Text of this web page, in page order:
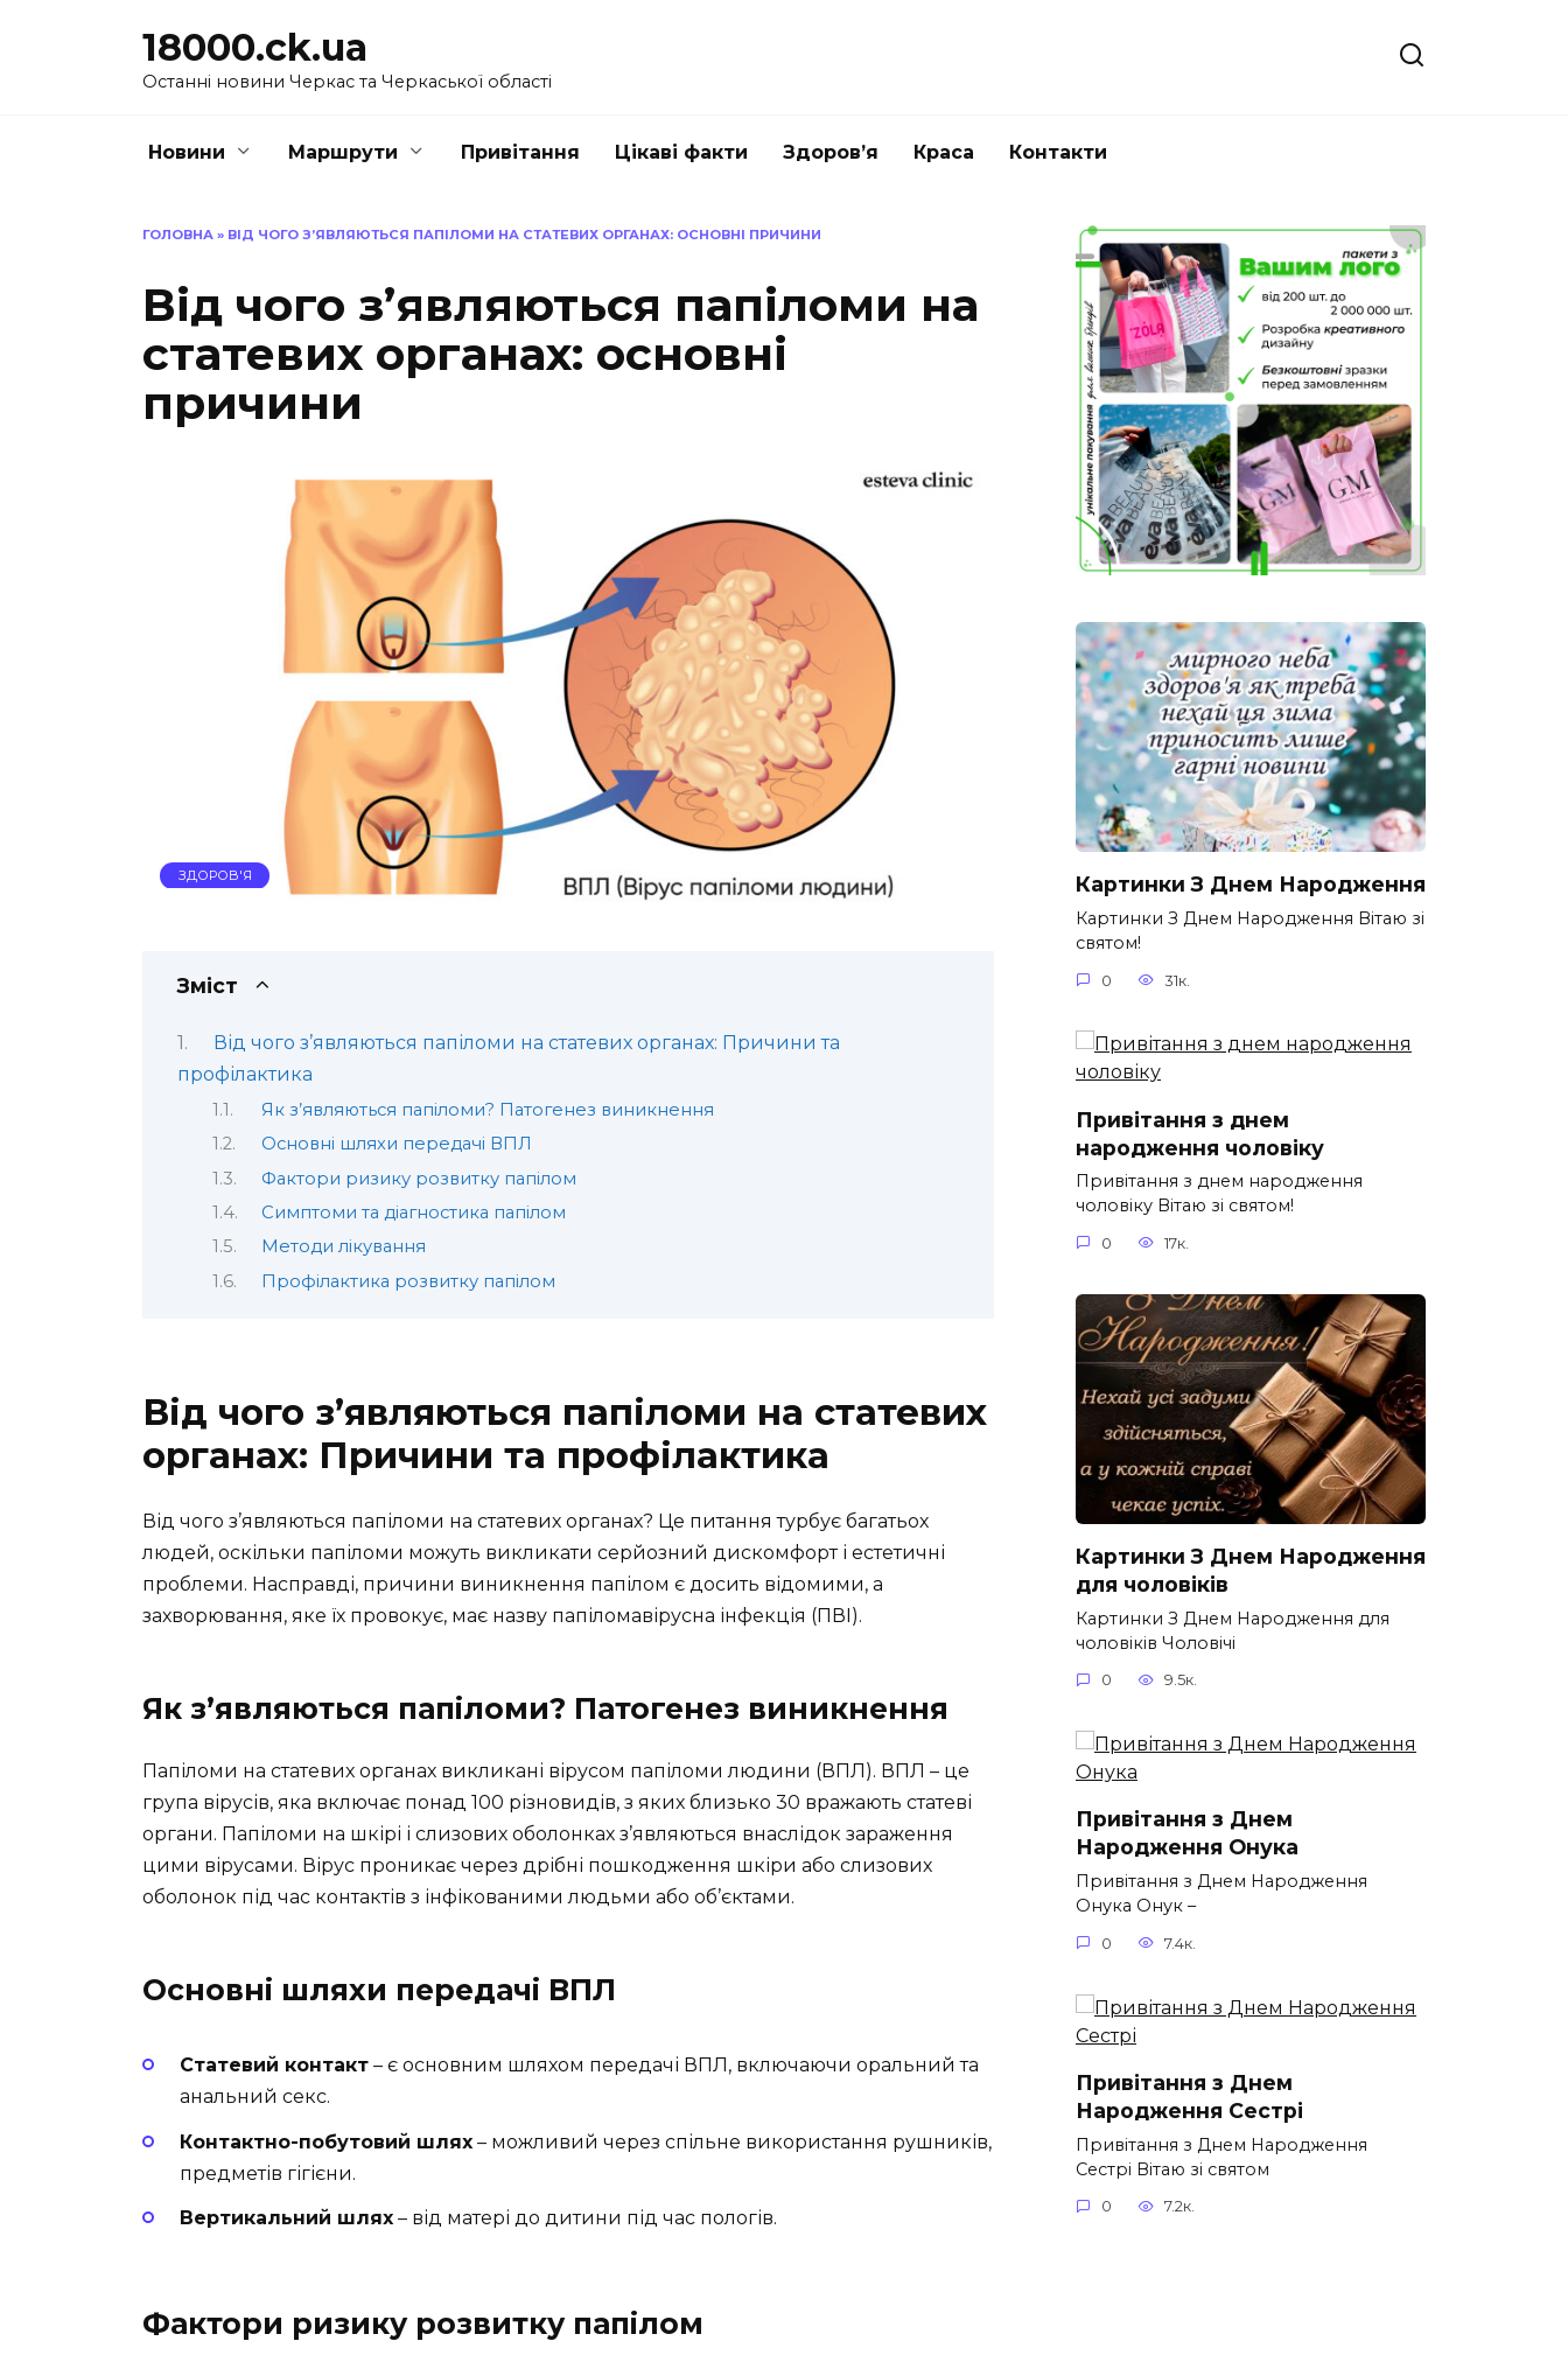
18000.ck.ua
Останні новини Черкас та Черкаської області
Новини Маршрути Привітання Цікаві факти Здоров’я Краса Контакти
ГОЛОВНА » ВІД ЧОГО З’ЯВЛЯЮТЬСЯ ПАПІЛОМИ НА СТАТЕВИХ ОРГАНАХ: ОСНОВНІ ПРИЧИНИ
Від чого з’являються папіломи на
статевих органах: основні
причини
ЗДОРОВ'Я
Зміст
Від чого з’являються папіломи на статевих органах: Причини та
профілактика
Як з’являються папіломи? Патогенез виникнення
Основні шляхи передачі ВПЛ
Фактори ризику розвитку папілом
Симптоми та діагностика папілом
Методи лікування
Профілактика розвитку папілом
Від чого з’являються папіломи на статевих
органах: Причини та профілактика
Від чого з’являються папіломи на статевих органах? Це питання турбує багатьох
людей, оскільки папіломи можуть викликати серйозний дискомфорт і естетичні
проблеми. Насправді, причини виникнення папілом є досить відомими, а
захворювання, яке їх провокує, має назву папіломавірусна інфекція (ПВІ).
Як з’являються папіломи? Патогенез виникнення
Папіломи на статевих органах викликані вірусом папіломи людини (ВПЛ). ВПЛ – це
група вірусів, яка включає понад 100 різновидів, з яких близько 30 вражають статеві
органи. Папіломи на шкірі і слизових оболонках з’являються внаслідок зараження
цими вірусами. Вірус проникає через дрібні пошкодження шкіри або слизових
оболонок під час контактів з інфікованими людьми або об’єктами.
Основні шляхи передачі ВПЛ
Статевий контакт – є основним шляхом передачі ВПЛ, включаючи оральний та
анальний секс.
Контактно-побутовий шлях – можливий через спільне використання рушників,
предметів гігієни.
Вертикальний шлях – від матері до дитини під час пологів.
Фактори ризику розвитку папілом
Картинки З Днем Народження
Картинки З Днем Народження Вітаю зі
святом!
0 31к.
Привітання з днем
народження чоловіку
Привітання з днем народження
чоловіку Вітаю зі святом!
0 17к.
Картинки З Днем Народження
для чоловіків​
Картинки З Днем Народження для
чоловіків​ Чоловічі
0 9.5к.
Привітання з Днем
Народження Онука
Привітання з Днем Народження
Онука Онук –
0 7.4к.
Привітання з Днем
Народження Сестрі
Привітання з Днем Народження
Сестрі Вітаю зі святом
0 7.2к.